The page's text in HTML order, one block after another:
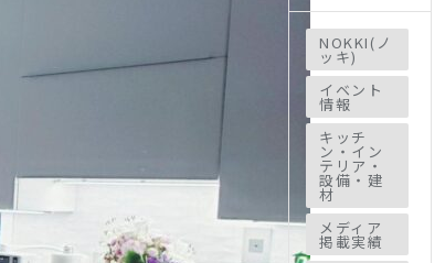
NOKKI(ノ
ッキ)
イベント
情報
キッチ
ン・イン
テリア・
設備・建
材
メディア
掲載実績